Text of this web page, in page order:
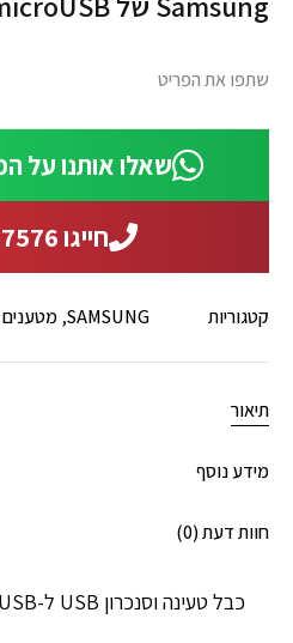
שתפו את הפריט
שאלו אותנו על
חייגו 03-974-7576
קטגוריות SAMSUNG
,מטענים
תיאור
מידע נוסף
חוות דעת (0)
כבל טעינה וסנכרון USB ל-Samsung Micro USB